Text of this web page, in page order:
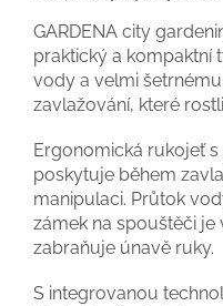
GARDENA city
praktický a kompaktní
vody a velmi
zavlažování, které
Ergonomická rukojeť
poskytuje během
manipulaci. Průtok
zámek na spouštěči
zabraňuje únavě ruky.
S integrovanou